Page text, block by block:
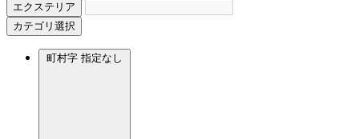
エクステリア
カテゴリ選択
町村字 指定なし